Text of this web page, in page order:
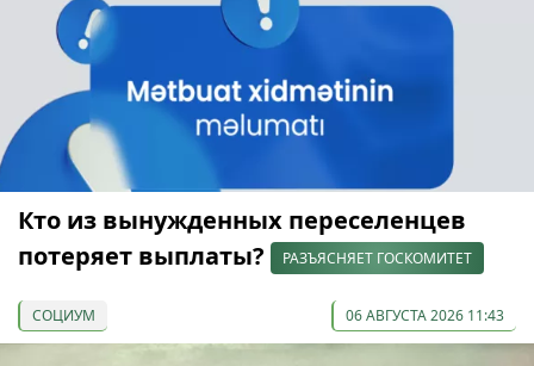
Кто из вынужденных переселенцев
потеряет выплаты?
РАЗЪЯСНЯЕТ ГОСКОМИТЕТ
СОЦИУМ 06 АВГУСТА 2026 11:43